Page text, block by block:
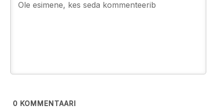
0 KOMMENTAARI